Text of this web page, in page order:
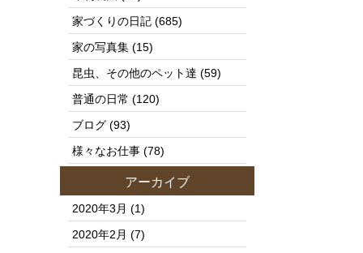
家づくりの日記 (685)
家の写真集 (15)
昆虫、その他のペット達 (59)
普通の日常 (120)
ブログ (93)
様々なお仕事 (78)
アーカイブ
2020年3月 (1)
2020年2月 (7)